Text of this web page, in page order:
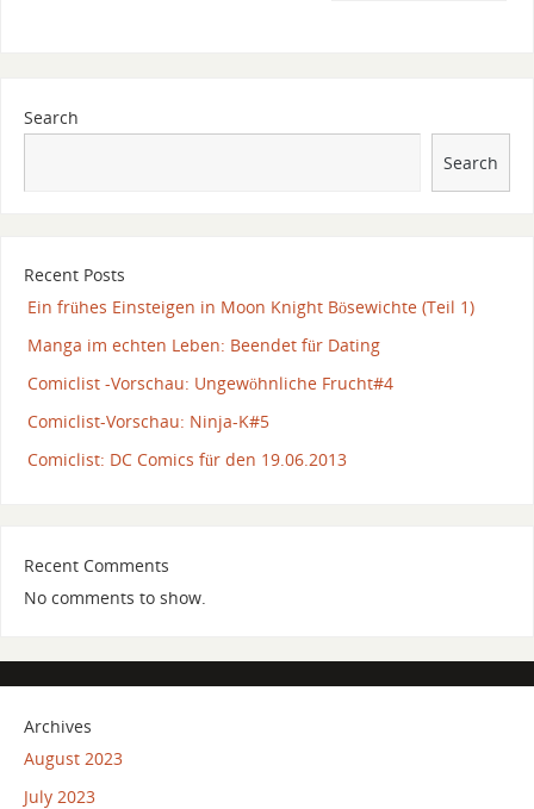
Search
Search
Recent Posts
Ein frühes Einsteigen in Moon Knight Bösewichte (Teil 1)
Manga im echten Leben: Beendet für Dating
Comiclist -Vorschau: Ungewöhnliche Frucht#4
Comiclist-Vorschau: Ninja-K#5
Comiclist: DC Comics für den 19.06.2013
Recent Comments
No comments to show.
Archives
August 2023
July 2023